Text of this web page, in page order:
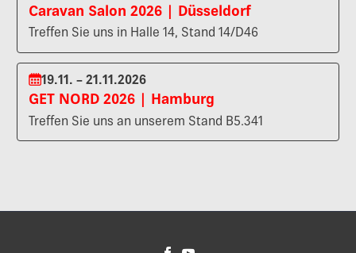
Caravan Salon 2026 | Düsseldorf
Treffen Sie uns in Halle 14, Stand 14/D46
19.11. – 21.11.2026
GET NORD 2026 | Hamburg
Treffen Sie uns an unserem Stand B5.341